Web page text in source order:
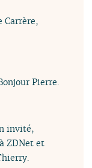
Carrère,
Pierre.
invité,
ZDNet et